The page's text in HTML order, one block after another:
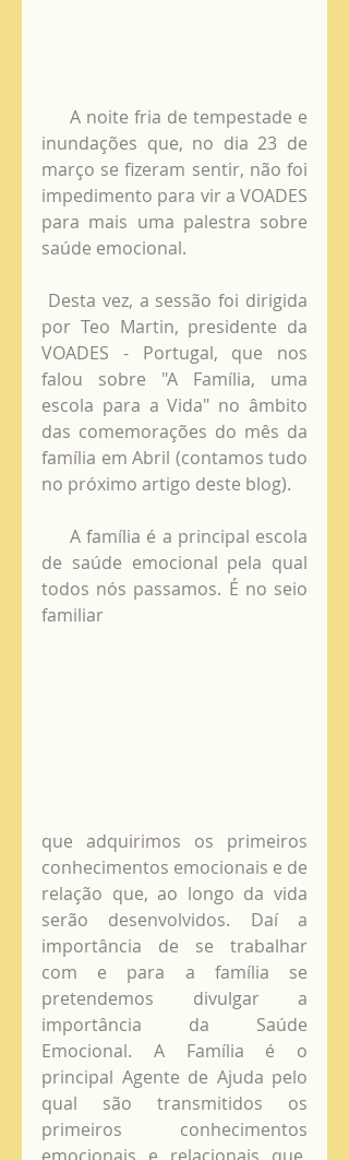
inundações que, no dia 23 de
março se fizeram sentir, não foi
impedimento para vir a VOADES
para mais uma palestra sobre
saúde emocional.
por Teo Martin, presidente da
VOADES - Portugal, que nos
falou sobre "A Família, uma
escola para a Vida" no âmbito
das comemorações do mês da
família em Abril (contamos tudo
no próximo artigo deste blog).
de saúde emocional pela qual
todos nós passamos. É no seio
familiar
que adquirimos os primeiros
conhecimentos emocionais e de
relação que, ao longo da vida
serão desenvolvidos. Daí a
importância de se trabalhar
com e para a família se
pretendemos divulgar a
importância da Saúde
Emocional. A Família é o
principal Agente de Ajuda pelo
qual são transmitidos os
primeiros conhecimentos